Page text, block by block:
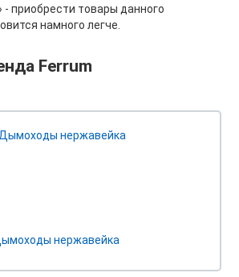
приобрести товары данного
намного легче.
Ferrum
нержавейка